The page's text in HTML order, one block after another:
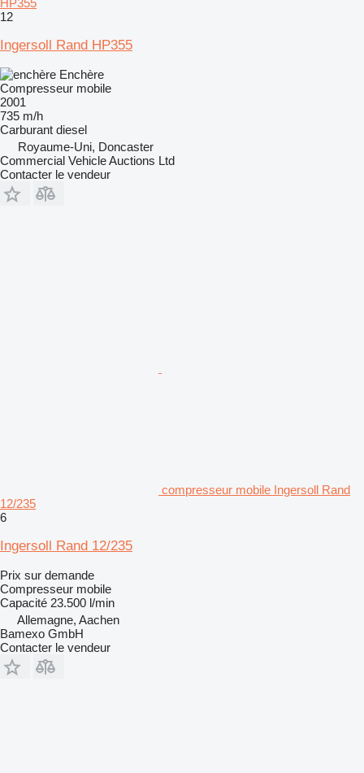
12
Ingersoll Rand HP355
Enchère
Compresseur mobile
2001
735 m/h
Carburant diesel
Royaume-Uni, Doncaster
Commercial Vehicle Auctions Ltd
Contacter le vendeur
compresseur mobile Ingersoll Rand
12/235
6
Ingersoll Rand 12/235
Prix sur demande
Compresseur mobile
Capacité 23.500 l/min
Allemagne, Aachen
Bamexo GmbH
Contacter le vendeur